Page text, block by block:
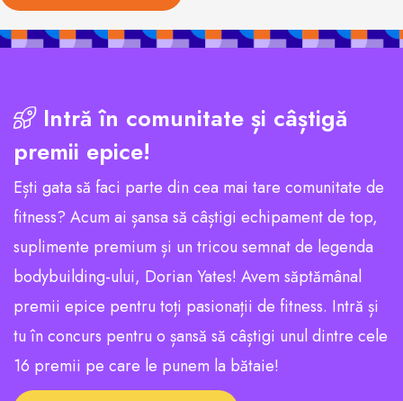
Intră în comunitate și câștigă
premii epice!
Ești gata să faci parte din cea mai tare comunitate de
fitness? Acum ai șansa să câștigi echipament de top,
suplimente premium și un tricou semnat de legenda
bodybuilding-ului, Dorian Yates! Avem săptămânal
premii epice pentru toți pasionații de fitness. Intră și
tu în concurs pentru o șansă să câștigi unul dintre cele
16 premii pe care le punem la bătaie!